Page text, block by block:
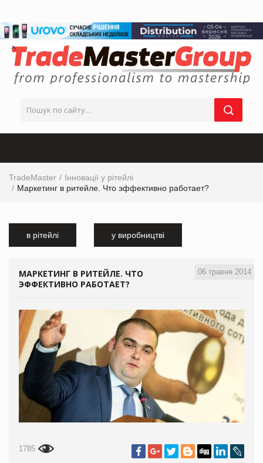
TradeMaster
Інновації у рітейлі
Маркетинг в ритейле. Что эффективно работает?
в рітейлі у виробництві
06 травня 2014
МАРКЕТИНГ В РИТЕЙЛЕ. ЧТО
ЭФФЕКТИВНО РАБОТАЕТ?
1785